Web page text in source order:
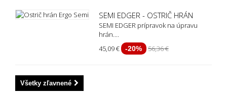
SEMI EDGER - OSTRIČ HRÁN
SEMI EDGER prípravok na úpravu
hrán....
45,09 €
-20% 56,36 €
Všetky zľavnené